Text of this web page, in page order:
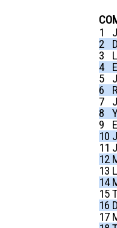
1
2
3
4
5
6
7
8
9
10
11
12
13
14
15
16
17